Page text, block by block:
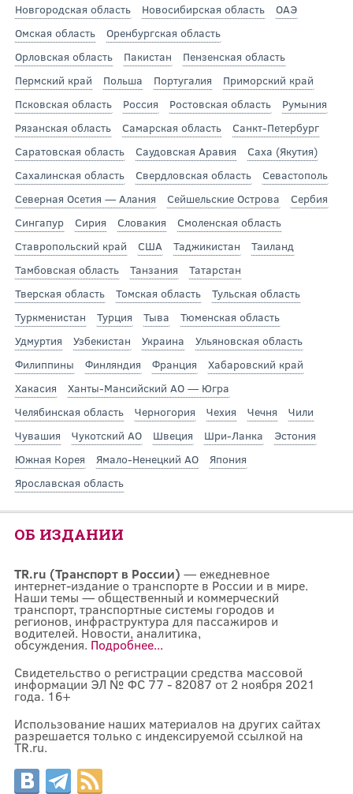
Новгородская область
Новосибирская область
ОАЭ
Омская область
Оренбургская область
Орловская область
Пакистан
Пензенская область
Пермский край
Польша Португалия
Приморский край
Псковская область
Россия Ростовская область
Румыния
Рязанская область
Самарская область
Санкт-Петербург
Саратовская область
Саудовская Аравия
Саха (Якутия)
Сахалинская область
Свердловская область
Севастополь
Северная Осетия — Алания
Сейшельские Острова
Сербия
Сингапур
Сирия Словакия
Смоленская область
Ставропольский край
США Таджикистан
Таиланд
Тамбовская область
Танзания
Татарстан
Тверская область
Томская область
Тульская область
Туркменистан
Турция Тыва
Тюменская область
Удмуртия
Узбекистан Украина
Ульяновская область
Филиппины
Финляндия Франция
Хабаровский край
Хакасия
Ханты-Мансийский АО — Югра
Челябинская область
Черногория Чехия Чечня
Чили
Чувашия
Чукотский АО Швеция Шри-Ланка
Эстония
Южная Корея
Ямало-Ненецкий АО
Япония
Ярославская область
ОБ ИЗДАНИИ
TR.ru (Транспорт в России) — ежедневное
интернет-издание о транспорте в России и в мире.
Наши темы — общественный и коммерческий
транспорт, транспортные системы городов и
регионов, инфраструктура для пассажиров и
водителей. Новости, аналитика,
обсуждения. Подробнее...
Свидетельство о регистрации средства массовой
информации ЭЛ № ФС 77 - 82087 от 2 ноября 2021
года. 16+
Использование наших материалов на других сайтах
разрешается только с индексируемой ссылкой на
TR.ru.